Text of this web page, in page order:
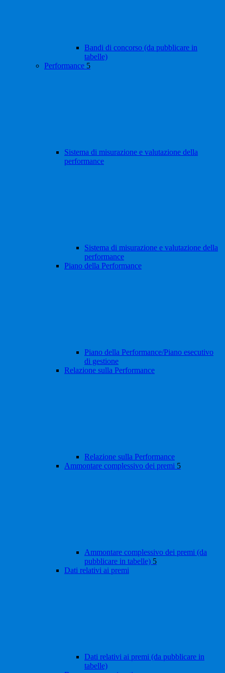
Bandi di concorso (da pubblicare in
tabelle)
Performance 5
Sistema di misurazione e valutazione della
performance
Sistema di misurazione e valutazione della
performance
Piano della Performance
Piano della Performance/Piano esecutivo
di gestione
Relazione sulla Performance
Relazione sulla Performance
Ammontare complessivo dei premi 5
Ammontare complessivo dei premi (da
pubblicare in tabelle) 5
Dati relativi ai premi
Dati relativi ai premi (da pubblicare in
tabelle)